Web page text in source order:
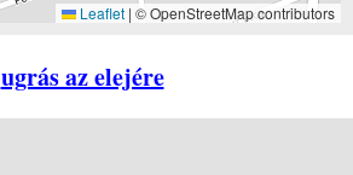
Leaflet | © OpenStreetMap contributors
ugrás az elejére